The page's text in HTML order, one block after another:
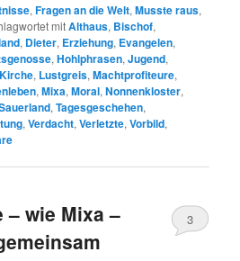
,Fragen an die Welt,Musste raus,
mitAlthaus, Bischof,
, Dieter, Erziehung, Evangelen,
,Hohlphrasen,Jugend,
Kirche, Lustgreis,Machtprofiteure,
,Mixa,Moral,Nonnenkloster,
,Tagesgeschehen,
,Verdacht,Verletzte,Vorbild,
– wie Mixa –
3